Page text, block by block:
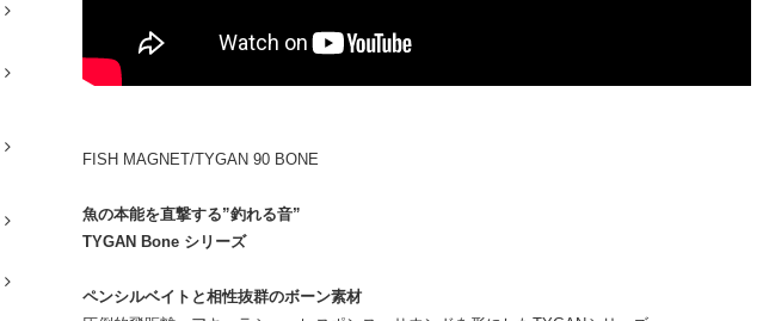
FISH MAGNET/TYGAN 90 BONE
魚の本能を直撃する”釣れる音”
TYGAN Bone シリーズ
ペンシルベイトと相性抜群のボーン素材